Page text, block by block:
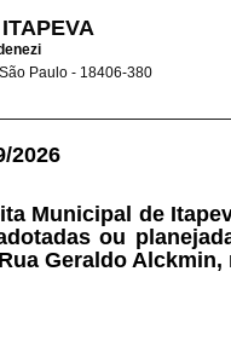
Paulo - 18406-380
2026
Municipal de
ou
Geraldo Alckmin,